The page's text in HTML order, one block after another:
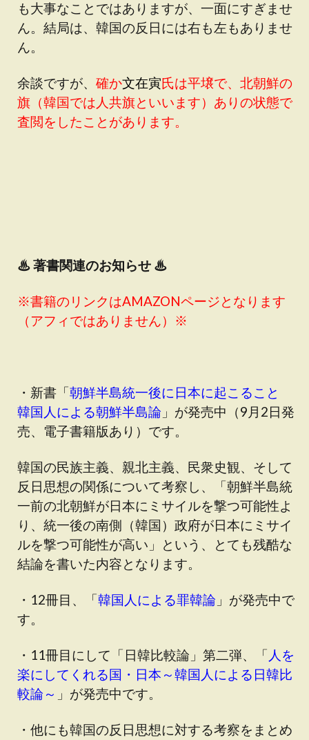
も大事なことではありますが、一面にすぎませ
ん。結局は、韓国の反日には右も左もありませ
ん。
余談ですが、 確か文在寅氏は平壌で、北朝鮮の
旗（韓国では人共旗といいます）ありの状態で
査閲をしたことがあります。
♨著書関連のお知らせ ♨
※書籍のリンクはAMAZONページとなります
（アフィではありません）※
・新書「朝鮮半島統一後に日本に起こること
韓国人による朝鮮半島論 」が発売中（9月2日発
売、電子書籍版あり）です。
韓国の民族主義、親北主義、民衆史観、そして
反日思想の関係について考察し、「朝鮮半島統
一前の北朝鮮が日本にミサイルを撃つ可能性よ
り、統一後の南側（韓国）政府が日本にミサイ
ルを撃つ可能性が高い」という、とても残酷な
結論を書いた内容となります。
・12冊目、「韓国人による罪韓論 」が発売中で
す。
・11冊目にして「日韓比較論」第二弾、「 人を
楽にしてくれる国・日本～韓国人による日韓比
較論～ 」が発売中です。
・他にも韓国の反日思想に対する考察をまとめ